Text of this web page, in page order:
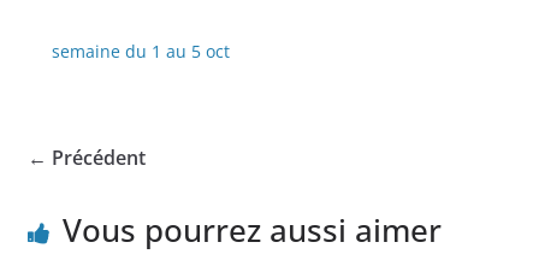
semaine du 1 au 5 oct
← Précédent
Vous pourrez aussi aimer